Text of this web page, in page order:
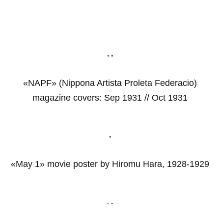
«NAPF» (Nippona Artista Proleta Federacio)
magazine covers: Sep 1931 // Oct 1931
«May 1» movie poster by Hiromu Hara, 1928-1929